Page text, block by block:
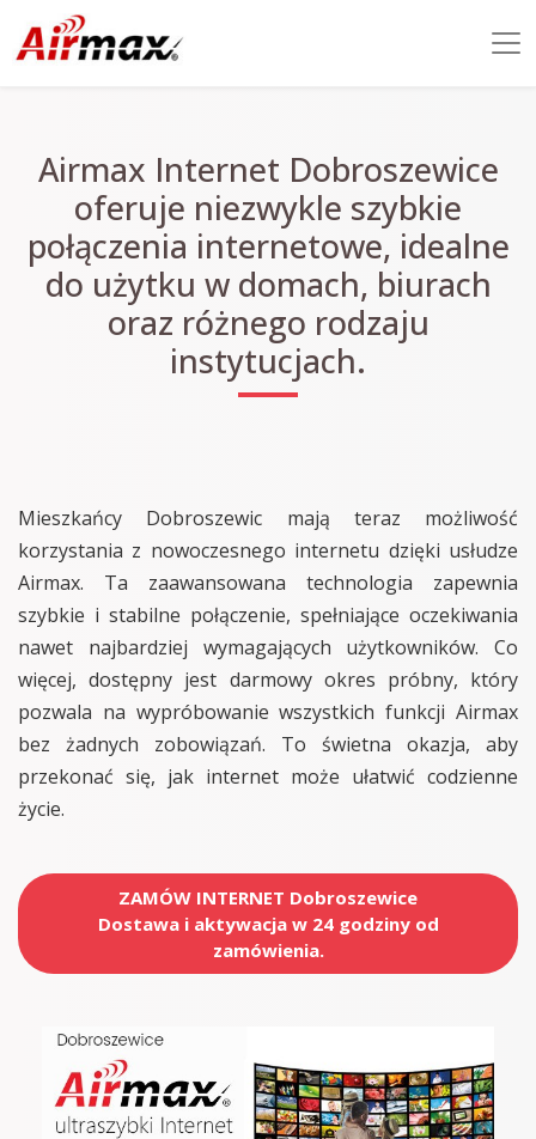
Airmax Internet Dobroszewice
oferuje niezwykle szybkie
połączenia internetowe, idealne
do użytku w domach, biurach
oraz różnego rodzaju
instytucjach.
Mieszkańcy Dobroszewic mają teraz możliwość
korzystania z nowoczesnego internetu dzięki usłudze
Airmax. Ta zaawansowana technologia zapewnia
szybkie i stabilne połączenie, spełniające oczekiwania
nawet najbardziej wymagających użytkowników. Co
więcej, dostępny jest darmowy okres próbny, który
pozwala na wypróbowanie wszystkich funkcji Airmax
bez żadnych zobowiązań. To świetna okazja, aby
przekonać się, jak internet może ułatwić codzienne
życie.
ZAMÓW INTERNET Dobroszewice
Dostawa i aktywacja w 24 godziny od
zamówienia.